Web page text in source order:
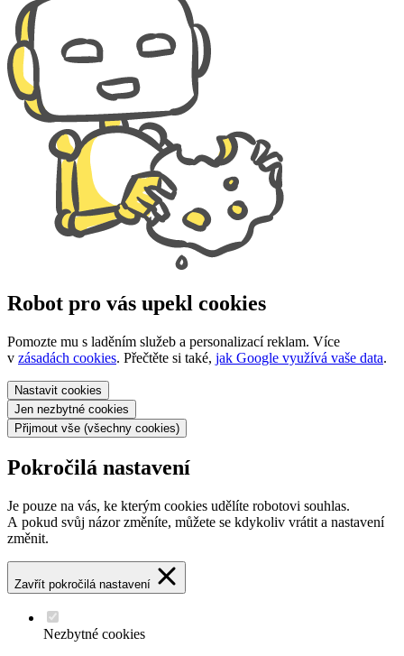
Robot pro vás upekl cookies
Pomozte mu s laděním služeb a personalizací reklam. Více
v zásadách cookies. Přečtěte si také, jak Google využívá vaše data.
Nastavit cookies
Jen nezbytné cookies
Přijmout vše (všechny cookies)
Pokročilá nastavení
Je pouze na vás, ke kterým cookies udělíte robotovi souhlas.
A pokud svůj názor změníte, můžete se kdykoliv vrátit a nastavení
změnit.
Zavřít pokročilá nastavení
Nezbytné cookies